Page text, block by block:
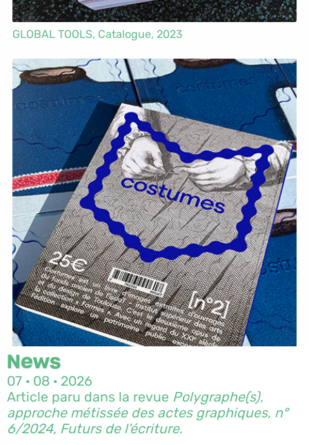
GLOBAL TOOLS, Catalogue, 2023
News
07 · 08 · 2026
Article paru dans la revue Polygraphe(s),
approche métissée des actes graphiques, n°
6/2024, Futurs de l'écriture.